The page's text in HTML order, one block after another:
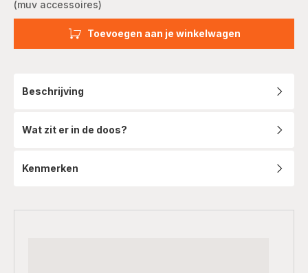
(muv accessoires)
Toevoegen aan je winkelwagen
Beschrijving
Wat zit er in de doos?
Kenmerken